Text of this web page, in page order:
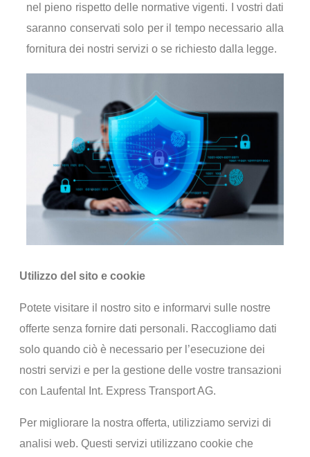
nel pieno rispetto delle normativevigenti. I vostri dati
saranno conservati solo per il tempo necessario alla
fornitura dei nostri servizi o se richiesto dalla legge.
Utilizzo del sito e cookie
Potete visitare il nostro sito e informarvi sulle nostre
offerte senza fornire dati personali. Raccogliamo dati
solo quando ciò è necessario per l’esecuzione dei
nostri servizi e per la gestione delle vostre transazioni
con Laufental Int. Express Transport AG.
Per migliorare la nostra offerta, utilizziamo servizi di
analisi web. Questi servizi utilizzano cookie che